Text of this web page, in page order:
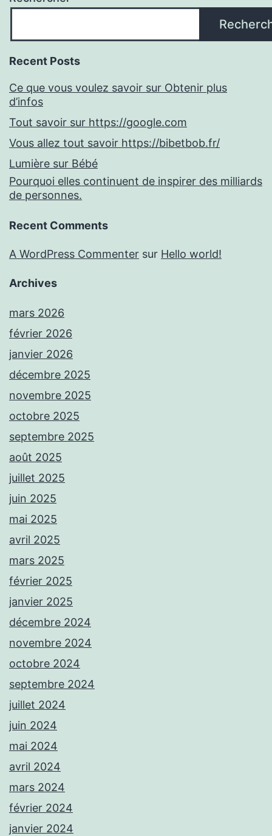
Recent Posts
Ce que vous voulez savoir sur Obtenir plus
d’infos
Tout savoir sur https://google.com
Vous allez tout savoir https://bibetbob.fr/
Lumière sur Bébé
Pourquoi elles continuent de inspirer des milliards
de personnes.
Recent Comments
A WordPress Commenter sur Hello world!
Archives
mars 2026
février 2026
janvier 2026
décembre 2025
novembre 2025
octobre 2025
septembre 2025
août 2025
juillet 2025
juin 2025
mai 2025
avril 2025
mars 2025
février 2025
janvier 2025
décembre 2024
novembre 2024
octobre 2024
septembre 2024
juillet 2024
juin 2024
mai 2024
avril 2024
mars 2024
février 2024
janvier 2024